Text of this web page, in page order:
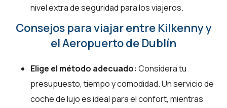
nivel extra de seguridad para los viajeros.
Consejos para viajar entre Kilkenny y
el Aeropuerto de Dublín
Elige el método adecuado: Considera tu
presupuesto, tiempo y comodidad. Un servicio de
coche de lujo es ideal para el confort, mientras